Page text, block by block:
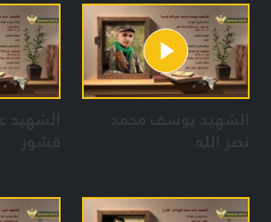
الشهيد يوسف محمد
نصر الله قشور